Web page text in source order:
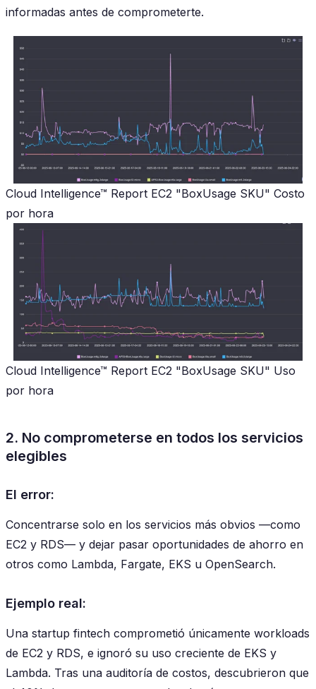
informadas antes de comprometerte.
Cloud Intelligence™ Report EC2 "BoxUsage SKU" Costo
por hora
Cloud Intelligence™ Report EC2 "BoxUsage SKU" Uso
por hora
2. No comprometerse en todos los servicios
elegibles
El error:
Concentrarse solo en los servicios más obvios —como
EC2 y RDS— y dejar pasar oportunidades de ahorro en
otros como Lambda, Fargate, EKS u OpenSearch.
Ejemplo real:
Una startup fintech comprometió únicamente workloads
de EC2 y RDS, e ignoró su uso creciente de EKS y
Lambda. Tras una auditoría de costos, descubrieron que